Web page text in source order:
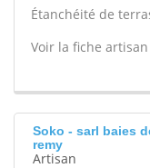
Étanchéité de
Voir la fiche artisan
Soko - sarl baies
remy
Artisan